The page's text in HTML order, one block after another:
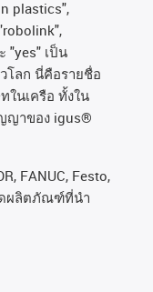
plastics",
"yes" เป็น
โลก นี่คือรายชื่อ
ในเครือ ทั้งใน
ญาของ igus®
FANUC, Festo,
ดผลิตภัณฑ์ที่นํา